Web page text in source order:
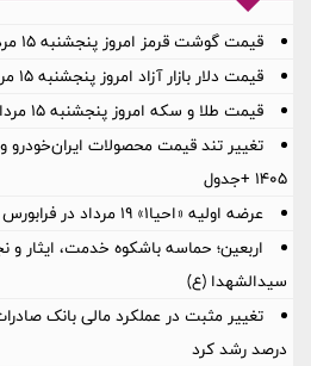
قیمت گوشت قرمز امروز پنجشنبه ۱۵ مرداد ۱۴۰۵ +جدول
قیمت دلار بازار آزاد امروز پنجشنبه ۱۵ مرداد ۱۴۰۵ +جدول
قیمت طلا و سکه امروز پنجشنبه ۱۵ مرداد ۱۴۰۵
۱۴۰۵ +جدول
عرضه اولیه «احیا۱» ۱۹ مرداد در فرابورس
اربعین؛ حماسه باشکوه خدمت، ایثار
سیدالشهدا (ع)
درصد رشد کرد